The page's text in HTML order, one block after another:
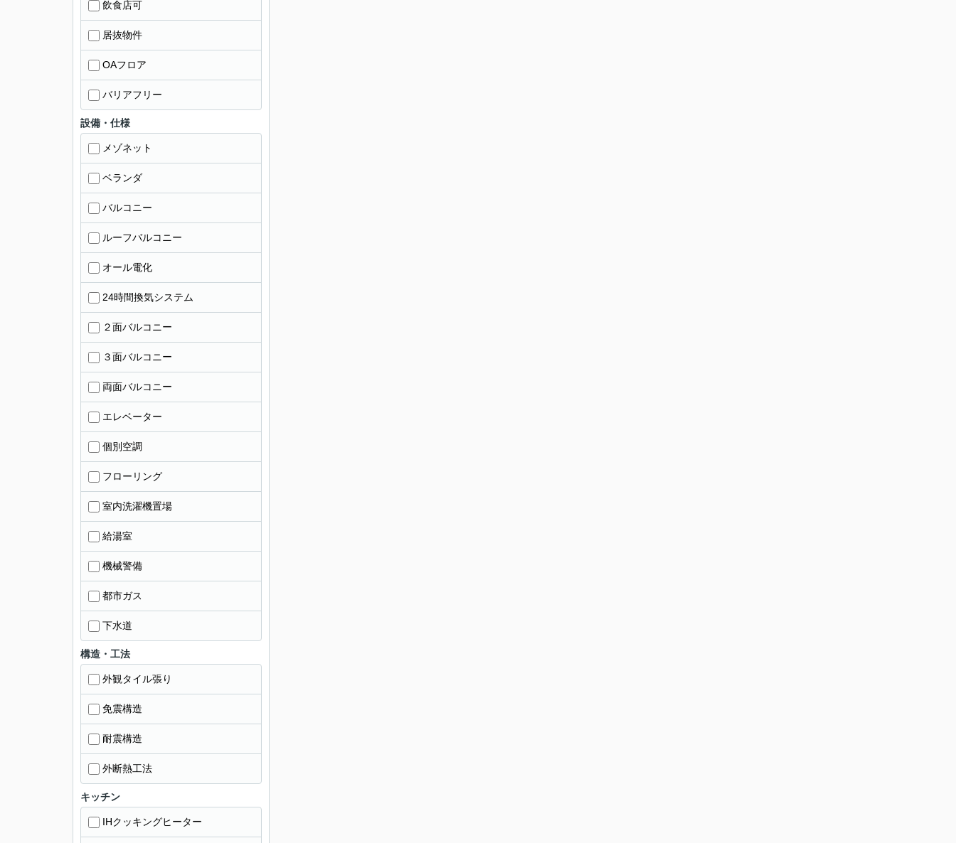
飲食店可
居抜物件
OAフロア
バリアフリー
設備・仕様
メゾネット
ベランダ
バルコニー
ルーフバルコニー
オール電化
24時間換気システム
２面バルコニー
３面バルコニー
両面バルコニー
エレベーター
個別空調
フローリング
室内洗濯機置場
給湯室
機械警備
都市ガス
下水道
構造・工法
外観タイル張り
免震構造
耐震構造
外断熱工法
キッチン
IHクッキングヒーター